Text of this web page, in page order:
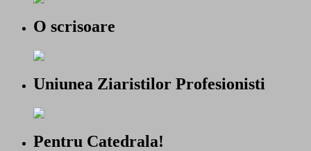
O scrisoare
Uniunea Ziaristilor Profesionisti
Pentru Catedrala!